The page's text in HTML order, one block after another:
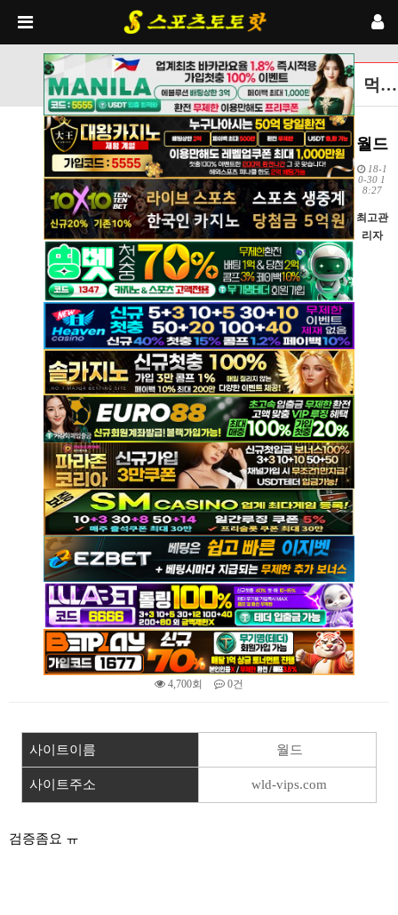
먹튀검증토토사이트 글보기
월드
18-1
0-30 1
8:27
최고관
리자
4,700회 0건
사이트이름 월드
사이트주소 wld-vips.com
검증좀요 ㅠ